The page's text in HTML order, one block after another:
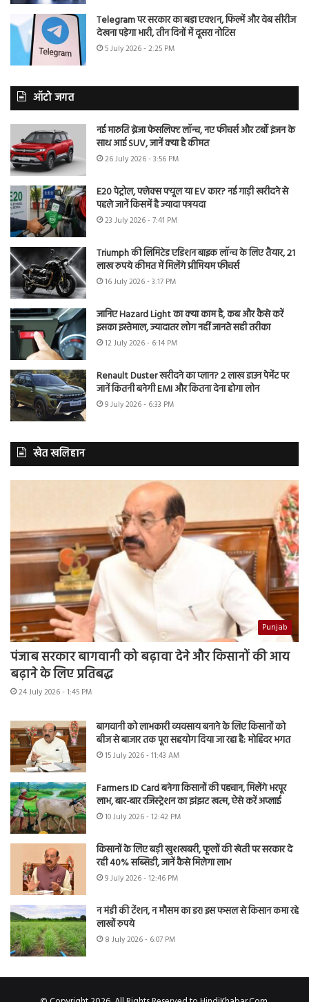
Telegram पर सरकार का बड़ा एक्शन, फिल्में और वेब सीरीज
देखना पड़ेगा भारी, तीन दिनों में दूसरा नोटिस
5 July 2026 - 2:25 PM
ऑटो जगत
नई मारुति ब्रेजा फेसलिफ्ट लॉन्च, नए फीचर्स और टर्बो इंजन के
साथ आई SUV, जानें क्या है कीमत
26 July 2026 - 3:56 PM
E20 पेट्रोल, फ्लेक्स फ्यूल या EV कार? नई गाड़ी खरीदने से
पहले जानें किसमें है ज्यादा फायदा
23 July 2026 - 7:41 PM
Triumph की लिमिटेड एडिशन बाइक लॉन्च के लिए तैयार, 21
लाख रुपये कीमत में मिलेंगे प्रीमियम फीचर्स
16 July 2026 - 3:17 PM
जानिए Hazard Light का क्या काम है, कब और कैसे करें
इसका इस्तेमाल, ज्यादातर लोग नहीं जानते सही तरीका
12 July 2026 - 6:14 PM
Renault Duster खरीदने का प्लान? 2 लाख डाउन पेमेंट पर
जानें कितनी बनेगी EMI और कितना देना होगा लोन
9 July 2026 - 6:33 PM
खेत खलिहान
Punjab
पंजाब सरकार बागवानी को बढ़ावा देने और किसानों की आय
बढ़ाने के लिए प्रतिबद्ध
24 July 2026 - 1:45 PM
बागवानी को लाभकारी व्यवसाय बनाने के लिए किसानों को
बीज से बाजार तक पूरा सहयोग दिया जा रहा है: मोहिंदर भगत
15 July 2026 - 11:43 AM
Farmers ID Card बनेगा किसानों की पहचान, मिलेंगे भरपूर
लाभ, बार-बार रजिस्ट्रेशन का झंझट खत्म, ऐसे करें अप्लाई
10 July 2026 - 12:42 PM
किसानों के लिए बड़ी खुशखबरी, फूलों की खेती पर सरकार दे
रही 40% सब्सिडी, जानें कैसे मिलेगा लाभ
9 July 2026 - 12:46 PM
न मंडी की टेंशन, न मौसम का डर! इस फसल से किसान कमा रहे
लाखों रुपये
8 July 2026 - 6:07 PM